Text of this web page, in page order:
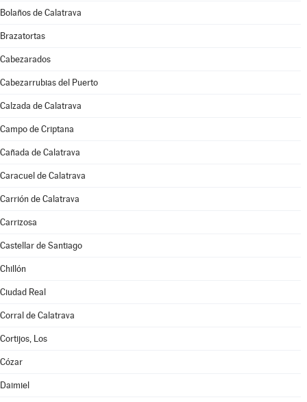
Bolaños de Calatrava
Brazatortas
Cabezarados
Cabezarrubias del Puerto
Calzada de Calatrava
Campo de Criptana
Cañada de Calatrava
Caracuel de Calatrava
Carrión de Calatrava
Carrizosa
Castellar de Santiago
Chillón
Ciudad Real
Corral de Calatrava
Cortijos, Los
Cózar
Daimiel